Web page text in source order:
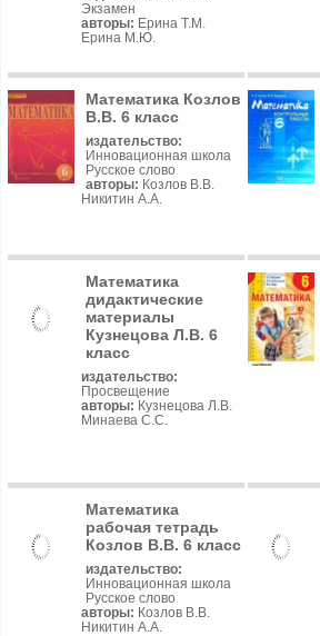
Экзамен
авторы: Ерина Т.М.
Ерина М.Ю.
Математика Козлов
В.В. 6 класс
издательство:
Инновационная школа
Русское слово
авторы: Козлов В.В.
Никитин А.А.
Математика
дидактические
материалы
Кузнецова Л.В. 6
класс
издательство:
Просвещение
авторы: Кузнецова Л.В.
Минаева С.С.
Математика
рабочая тетрадь
Козлов В.В. 6 класс
издательство:
Инновационная школа
Русское слово
авторы: Козлов В.В.
Никитин А.А.